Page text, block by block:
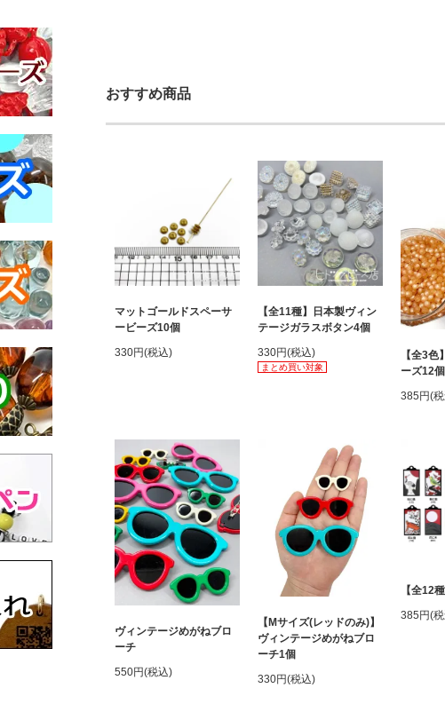
おすすめ商品
マットゴールドスペーサ
ービーズ10個
330円(税込)
【全11種】日本製ヴィン
テージガラスボタン4個
330円(税込)
まとめ買い対象
【全3
ーズ12個
385円(
ヴィンテージめがねブロ
ーチ
550円(税込)
【Mサイズ(レッドのみ)】
ヴィンテージめがねブロ
ーチ1個
330円(税込)
【全12
385円(